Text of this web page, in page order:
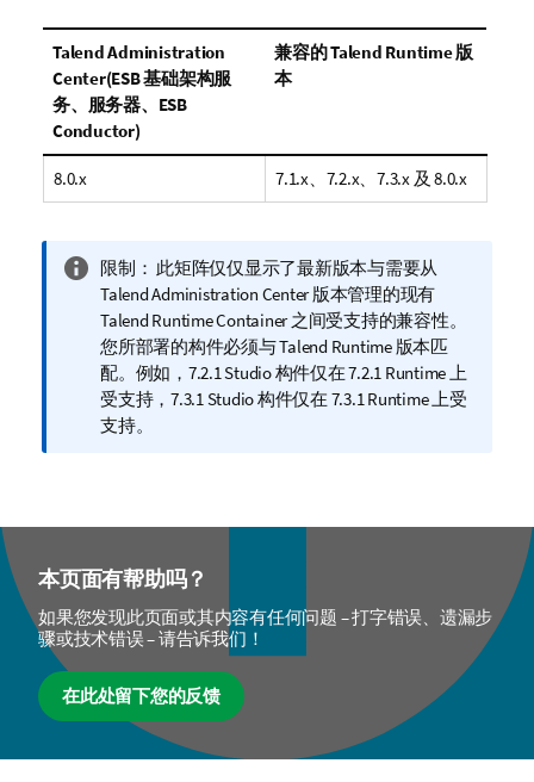
Talend Administration
Center(ESB 基础架构服
务、服务器、ESB
Conductor)
兼容的Talend Runtime版
本
8.0.x 7.1.x、7.2.x、7.3.x 及 8.0.x
信
息
注
释
限制： 此矩阵仅仅显示了最新版本与需要从
Talend Administration Center版本管理的现有
Talend Runtime Container之间受支持的兼容性。
您所部署的构件必须与Talend Runtime版本匹
配。例如，7.2.1 Studio 构件仅在 7.2.1 Runtime 上
受支持，7.3.1 Studio 构件仅在 7.3.1 Runtime 上受
支持。
本页面有帮助吗？
如果您发现此页面或其内容有任何问题 – 打字错误、遗漏步
骤或技术错误 – 请告诉我们！
在此处留下您的反馈